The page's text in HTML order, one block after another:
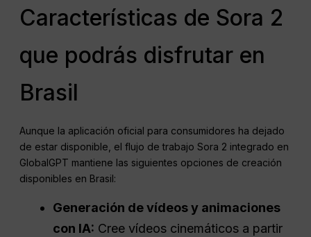
Características de Sora 2
que podrás disfrutar en
Brasil
Aunque la aplicación oficial para consumidores ha dejado
de estar disponible, el flujo de trabajo Sora 2 integrado en
GlobalGPT mantiene las siguientes opciones de creación
disponibles en Brasil:
Generación de vídeos y animaciones
con IA: Cree vídeos cinemáticos a partir